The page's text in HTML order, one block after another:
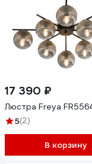
17 390 ₽
Люстра Freya
5(2)
В корзину